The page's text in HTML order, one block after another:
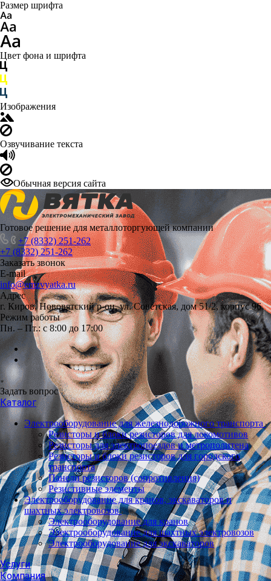
Размер шрифта
Цвет фона и шрифта
Изображения
Озвучивание текста
Обычная версия сайта
Готовое решение для металлоторгующей компании
+7 (8332) 251-262
+7 (8332) 251-262
Заказать звонок
E-mail
info@emzvyatka.ru
Адрес
г. Киров, Нововятский р-он, ул. Советская, дом 51/2, корпус 96
Режим работы
Пн. – Пт.: с 8:00 до 17:00
Задать вопрос
Каталог
Электрооборудование для железнодорожного транспорта
Резисторы и блоки резисторов для локомотивов
Резисторы для электропоездов и метрополитена
Резисторы и блоки резисторов для городского
транспорта
Панели резисторов (сопротивления)
Резистивные элементы
Электрооборудование для кранов, экскаваторов и
шахтных электровозов
Электрооборудование для кранов
Электрооборудование для шахтных электровозов
Электрооборудование для экскаваторов
Услуги
Компания